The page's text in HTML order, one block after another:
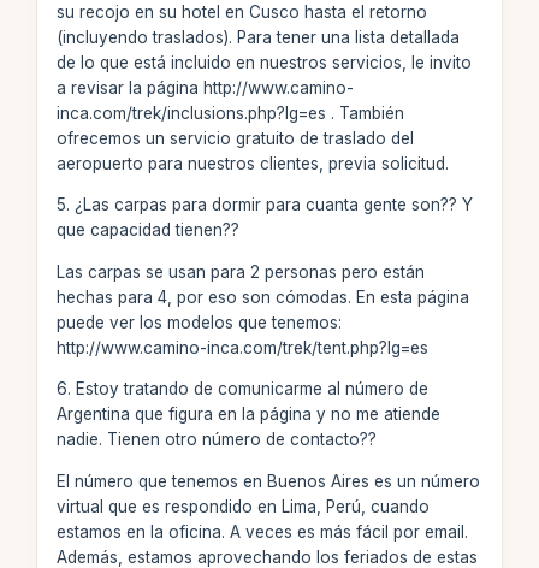
su recojo en su hotel en Cusco hasta el retorno
(incluyendo traslados). Para tener una lista detallada
de lo que está incluido en nuestros servicios, le invito
a revisar la página http://www.camino-
inca.com/trek/inclusions.php?lg=es . También
ofrecemos un servicio gratuito de traslado del
aeropuerto para nuestros clientes, previa solicitud.
5. ¿Las carpas para dormir para cuanta gente son?? Y
que capacidad tienen??
Las carpas se usan para 2 personas pero están
hechas para 4, por eso son cómodas. En esta página
puede ver los modelos que tenemos:
http://www.camino-inca.com/trek/tent.php?lg=es
6. Estoy tratando de comunicarme al número de
Argentina que figura en la página y no me atiende
nadie. Tienen otro número de contacto??
El número que tenemos en Buenos Aires es un número
virtual que es respondido en Lima, Perú, cuando
estamos en la oficina. A veces es más fácil por email.
Además, estamos aprovechando los feriados de estas